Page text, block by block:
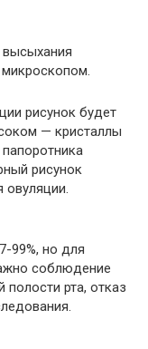
высыхания
рисунок будет
— кристаллы
рисунок
99%, но для
соблюдение
полости рта, отказ